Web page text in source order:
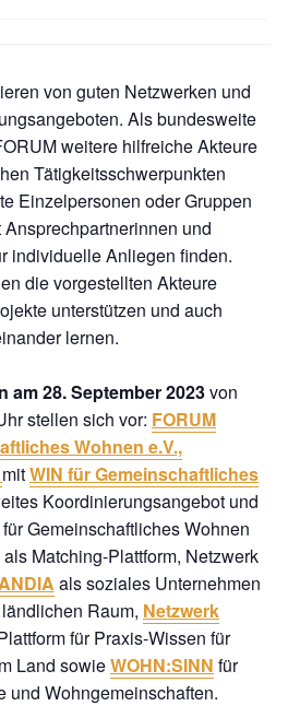
von guten Netzwerken und
Als bundesweite
weitere hilfreiche Akteure
Tätigkeitsschwerpunkten
Einzelpersonen oder Gruppen
und
individuelle Anliegen finden.
die vorgestellten Akteure
unterstützen und auch
lernen.
am 28. September 2023von
stellen sich vor: FORUM
Wohnen e.V.,
mitWIN für Gemeinschaftliches
Koordinierungsangebot und
Gemeinschaftliches Wohnen
als Matching-Plattform, Netzwerk
als soziales Unternehmen
Raum, Netzwerk
für Praxis-Wissen für
Land sowieWOHN:SINN für
und Wohngemeinschaften.